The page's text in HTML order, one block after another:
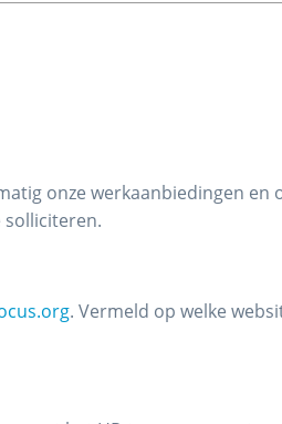
onze werkaanbiedingen
solliciteren.
. Vermeld op welke